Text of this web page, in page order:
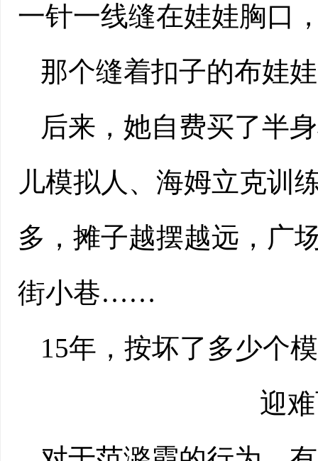
一针一线缝在娃娃胸口
那个缝着扣子的布娃
后来，她自费买了半
儿模拟人、海姆立克训
多，摊子越摆越远，广
街小巷……
15年，按坏了多少个
迎